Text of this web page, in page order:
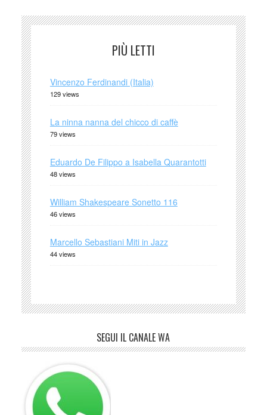
PIÙ LETTI
Vincenzo Ferdinandi (Italia)
129 views
La ninna nanna del chicco di caffè
79 views
Eduardo De Filippo a Isabella Quarantotti
48 views
William Shakespeare Sonetto 116
46 views
Marcello Sebastiani Miti in Jazz
44 views
SEGUI IL CANALE WA